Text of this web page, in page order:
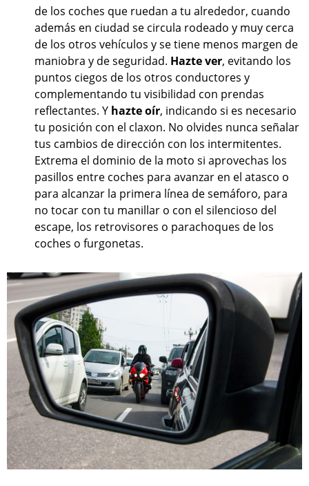
de los coches que ruedan a tu alrededor, cuando
además en ciudad se circula rodeado y muy cerca
de los otros vehículos y se tiene menos margen de
maniobra y de seguridad. Hazte ver, evitando los
puntos ciegos de los otros conductores y
complementando tu visibilidad con prendas
reflectantes. Y hazte oír, indicando si es necesario
tu posición con el claxon. No olvides nunca señalar
tus cambios de dirección con los intermitentes.
Extrema el dominio de la moto si aprovechas los
pasillos entre coches para avanzar en el atasco o
para alcanzar la primera línea de semáforo, para
no tocar con tu manillar o con el silencioso del
escape, los retrovisores o parachoques de los
coches o furgonetas.